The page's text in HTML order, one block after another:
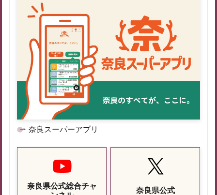
奈良スーパーアプリ
奈良県公式総合チャ
奈良県公式